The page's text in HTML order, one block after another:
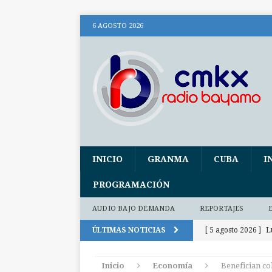
6 AGOSTO 2026
INICIO GRANMA CUBA
PROGRAMACIÓN
AUDIO BAJO DEMANDA REPORTAJES
ÚLTIMAS NOTICIAS [ 5 agosto 2026 ]
Inicio Economía Benefician